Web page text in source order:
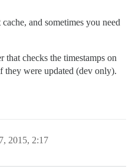
and sometimes you need
checks the timestamps on
they were updated (dev only).
2015, 2:17